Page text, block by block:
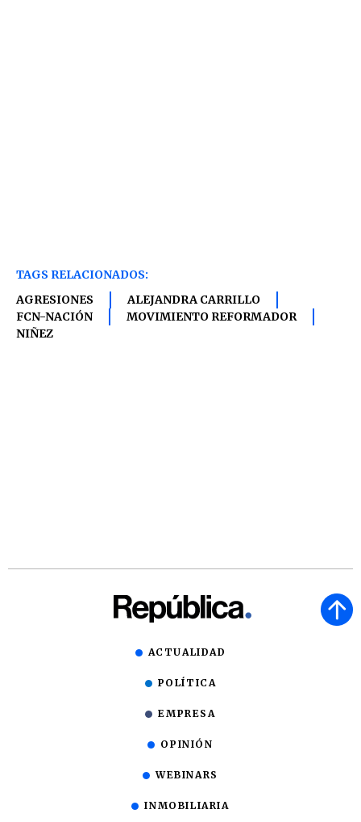
TAGS RELACIONADOS:
AGRESIONES
ALEJANDRA CARRILLO
FCN-NACIÓN
MOVIMIENTO REFORMADOR
NIÑEZ
ACTUALIDAD
POLÍTICA
EMPRESA
OPINIÓN
WEBINARS
INMOBILIARIA